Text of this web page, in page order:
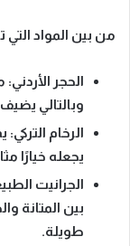
من بين المواد
الحجر الأردني:
وبالتالي يضيف
الرخام التركي:
يجعله خيارًا
الجرانيت
بين المتانة
طويلة.